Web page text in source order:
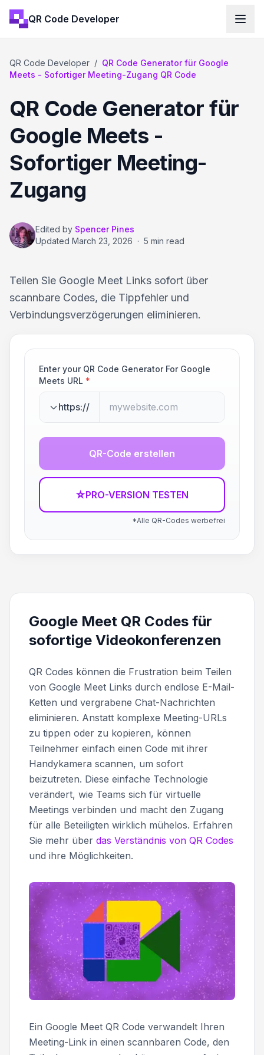
QR Code Developer
QR Code Developer / QR Code Generator für Google
Meets - Sofortiger Meeting-Zugang QR Code
QR Code Generator für
Google Meets -
Sofortiger Meeting-
Zugang
Edited by Spencer Pines
Updated March 23, 2026 · 5 min read
Teilen Sie Google Meet Links sofort über
scannbare Codes, die Tippfehler und
Verbindungsverzögerungen eliminieren.
Enter your QR Code Generator For Google
Meets URL *
https://
QR-Code erstellen
☆PRO-VERSION TESTEN
*Alle QR-Codes werbefrei
Google Meet QR Codes für
sofortige Videokonferenzen
QR Codes können die Frustration beim Teilen
von Google Meet Links durch endlose E-Mail-
Ketten und vergrabene Chat-Nachrichten
eliminieren. Anstatt komplexe Meeting-URLs
zu tippen oder zu kopieren, können
Teilnehmer einfach einen Code mit ihrer
Handykamera scannen, um sofort
beizutreten. Diese einfache Technologie
verändert, wie Teams sich für virtuelle
Meetings verbinden und macht den Zugang
für alle Beteiligten wirklich mühelos. Erfahren
Sie mehr über das Verständnis von QR Codes
und ihre Möglichkeiten.
Ein Google Meet QR Code verwandelt Ihren
Meeting-Link in einen scannbaren Code, den